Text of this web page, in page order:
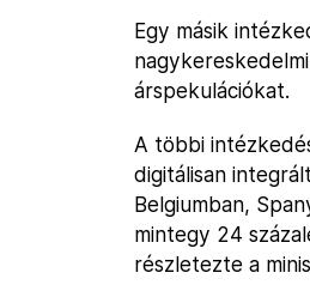
Egy másik
árspekulációkat.
A többi
digitálisan
Belgiumban,
mintegy 24
részletezte a